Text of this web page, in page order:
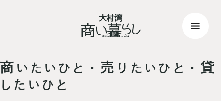
商 いたいひと・ 売 りたいひと・貸
したいひと